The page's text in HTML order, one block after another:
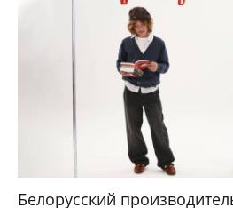
Белорусский